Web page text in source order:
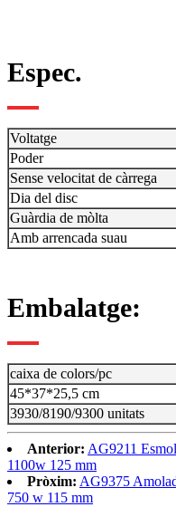
Espec.
Voltatge
Poder
Sense velocitat de càrrega
Dia del disc
Guàrdia de mòlta
Amb arrencada suau
Embalatge:
caixa de colors/pc
45*37*25,5 cm
3930/8190/9300 unitats
Anterior: AG9211
1100w 125 mm
Pròxim: AG9375
750 w 115 mm